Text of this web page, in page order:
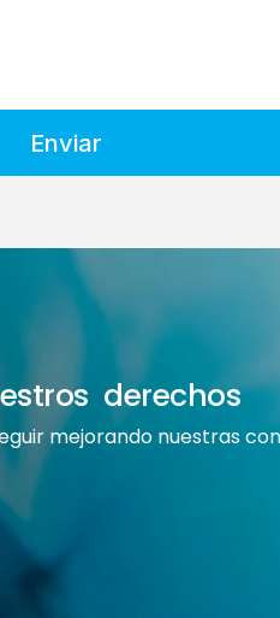
Enviar
derechos
mejorando nuestras